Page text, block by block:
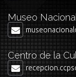
Museo
Centro de la